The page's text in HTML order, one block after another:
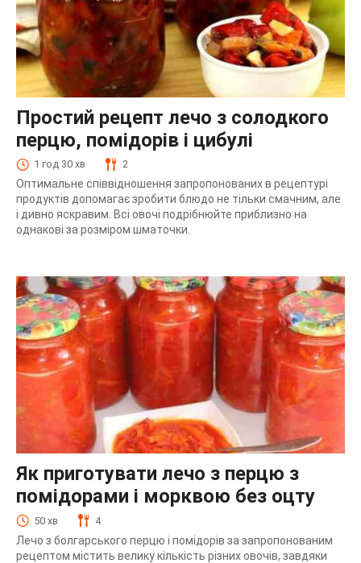
Простий рецепт лечо з солодкого
перцю, помідорів і цибулі
1 год 30 хв 2
Оптимальне співвідношення запропонованих в рецептурі
продуктів допомагає зробити блюдо не тільки смачним, але
і дивно яскравим. Всі овочі подрібнюйте приблизно на
однакові за розміром шматочки.
Як приготувати лечо з перцю з
помідорами і морквою без оцту
50 хв 4
Лечо з болгарського перцю і помідорів за запропонованим
рецептом містить велику кількість різних овочів, завдяки